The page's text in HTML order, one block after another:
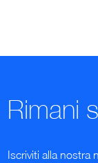
Rimani
Iscriviti alla nostra